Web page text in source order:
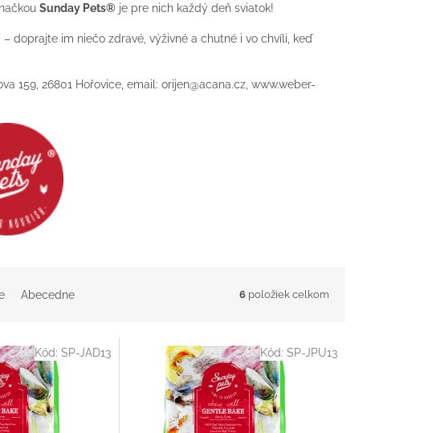
Sunday Pets® je pre nich každý deň sviatok!
doprajte im niečo zdravé, výživné a chutné i vo chvíli, keď
159, 26801 Hořovice, email: orijen@acana.cz, www.weber-
Abecedne 6 položiek celkom
Kód: SP-JAD13 Kód: SP-JPU13